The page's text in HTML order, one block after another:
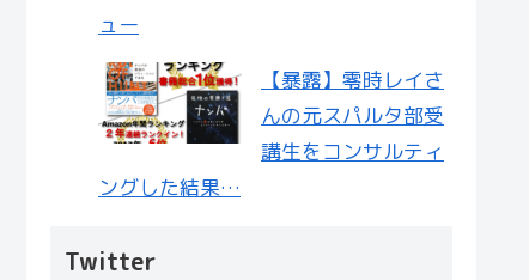
ュー
【暴露】零時レイさ
んの元スパルタ部受
講生をコンサルティ
ングした結果…
Twitter